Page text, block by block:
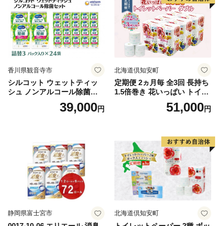
香川県観音寺市
シルコット ウェットティッ
シュ ノンアルコール除菌詰
替（43枚×3P）×24袋 日用品
おもちゃ 拭き取り 手拭き 外
39,000円
北海道倶知安町
定期便 2ヵ月毎 全3回 長持ち
1.5倍巻き 花いっぱい トイレ
ットペーパー ダブル 45ｍ 計
72ロール 全18種 花柄 プリン
ー 消耗品 備蓄 送料無料 北海
道 倶知安町 日用品
51,000円
静岡県富士宮市 北海道倶知安町